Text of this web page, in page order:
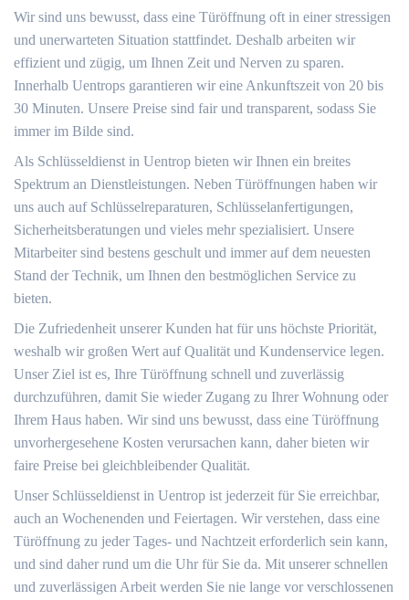
Wir sind uns bewusst, dass eine Türöffnung oft in einer stressigen
und unerwarteten Situation stattfindet. Deshalb arbeiten wir
effizient und zügig, um Ihnen Zeit und Nerven zu sparen.
Innerhalb Uentrops garantieren wir eine Ankunftszeit von 20 bis
30 Minuten. Unsere Preise sind fair und transparent, sodass Sie
immer im Bilde sind.
Als Schlüsseldienst in Uentrop bieten wir Ihnen ein breites
Spektrum an Dienstleistungen. Neben Türöffnungen haben wir
uns auch auf Schlüsselreparaturen, Schlüsselanfertigungen,
Sicherheitsberatungen und vieles mehr spezialisiert. Unsere
Mitarbeiter sind bestens geschult und immer auf dem neuesten
Stand der Technik, um Ihnen den bestmöglichen Service zu
bieten.
Die Zufriedenheit unserer Kunden hat für uns höchste Priorität,
weshalb wir großen Wert auf Qualität und Kundenservice legen.
Unser Ziel ist es, Ihre Türöffnung schnell und zuverlässig
durchzuführen, damit Sie wieder Zugang zu Ihrer Wohnung oder
Ihrem Haus haben. Wir sind uns bewusst, dass eine Türöffnung
unvorhergesehene Kosten verursachen kann, daher bieten wir
faire Preise bei gleichbleibender Qualität.
Unser Schlüsseldienst in Uentrop ist jederzeit für Sie erreichbar,
auch an Wochenenden und Feiertagen. Wir verstehen, dass eine
Türöffnung zu jeder Tages- und Nachtzeit erforderlich sein kann,
und sind daher rund um die Uhr für Sie da. Mit unserer schnellen
und zuverlässigen Arbeit werden Sie nie lange vor verschlossenen